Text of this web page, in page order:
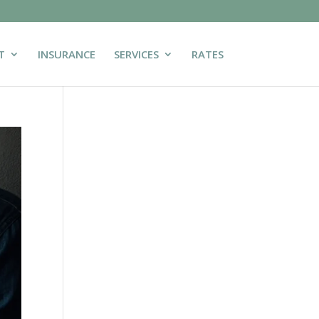
INSURANCE SERVICES RATES